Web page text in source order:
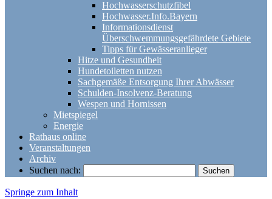
Hochwasserschutzfibel
Hochwasser.Info.Bayern
Informationsdienst
Überschwemmungsgefährdete Gebiete
Tipps für Gewässeranlieger
Hitze und Gesundheit
Hundetoiletten nutzen
Sachgemäße Entsorgung Ihrer Abwässer
Schulden-Insolvenz-Beratung
Wespen und Hornissen
Mietspiegel
Energie
Rathaus online
Veranstaltungen
Archiv
Suchen nach:
Springe zum Inhalt